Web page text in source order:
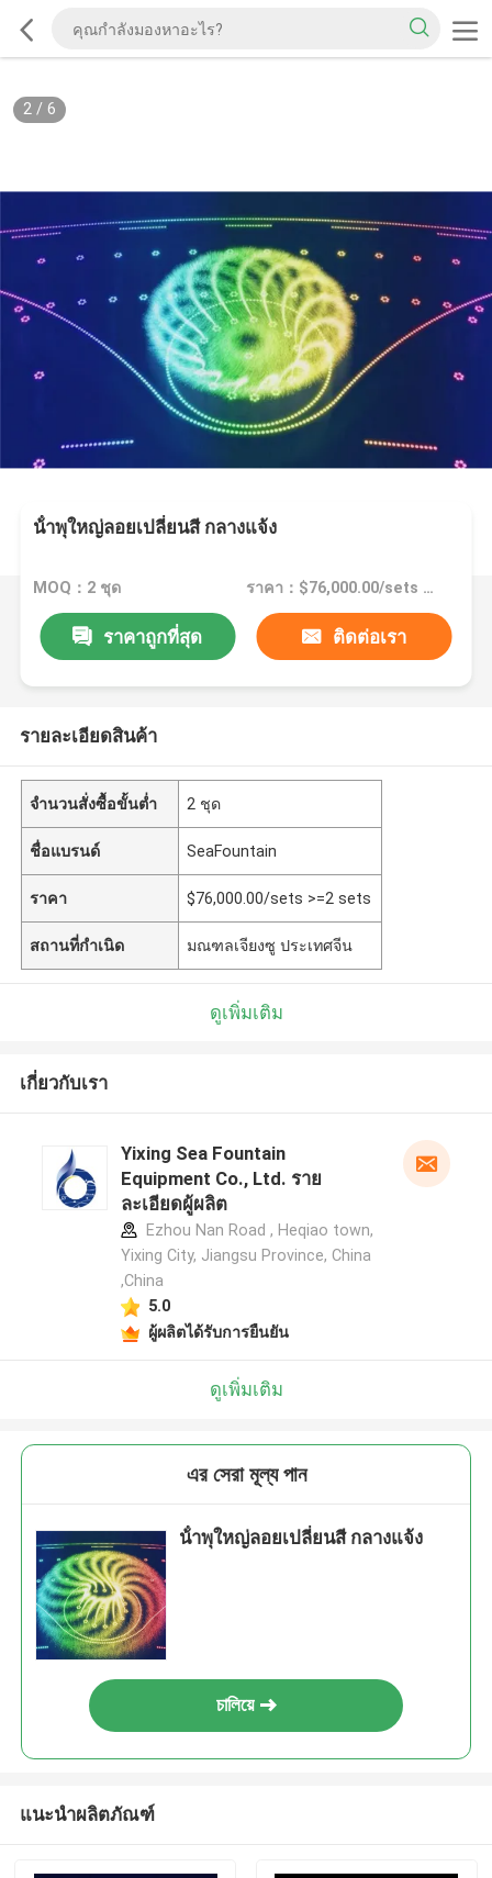
2/ 6
น้ําพุใหญ่ลอยเปลี่ยนสี กลางแจ้ง
MOQ：2 ชุด ราคา：$76,000.00/sets >=2 sets
ราคาถูกที่สุด ติดต่อเรา
รายละเอียดสินค้า
จำนวนสั่งซื้อขั้นต่ำ 2 ชุด
ชื่อแบรนด์ SeaFountain
ราคา $76,000.00/sets >=2 sets
สถานที่กำเนิด มณฑลเจียงซู ประเทศจีน
ดูเพิ่มเติม
เกี่ยวกับเรา
Yixing Sea Fountain
Equipment Co., Ltd. ราย
ละเอียดผู้ผลิต
Ezhou Nan Road , Heqiao town,
Yixing City, Jiangsu Province, China
,China
5.0
ผู้ผลิตได้รับการยืนยัน
ดูเพิ่มเติม
এর সেরা মূল্য পান
น้ําพุใหญ่ลอยเปลี่ยนสี กลางแจ้ง
চালিয়ে
แนะนำผลิตภัณฑ์